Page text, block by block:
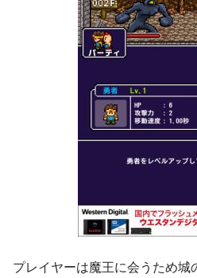
プレイヤーは魔王に会うため城